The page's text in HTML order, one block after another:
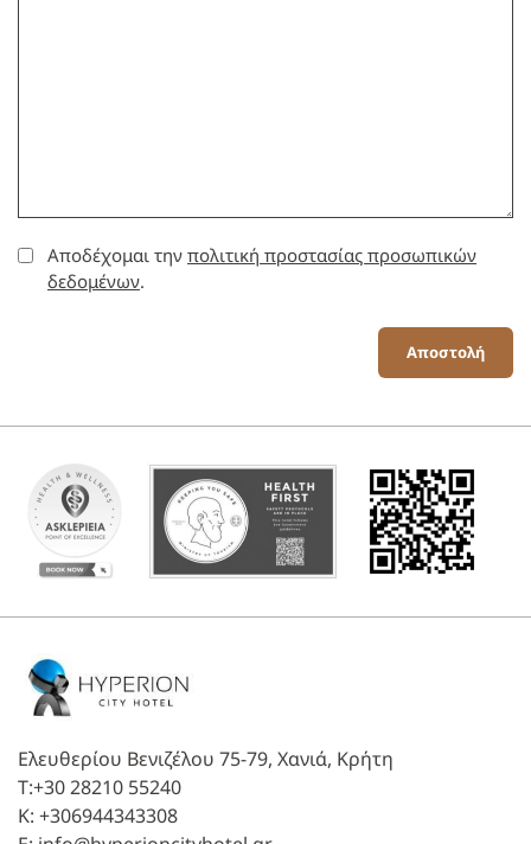
Αποδέχομαι την πολιτική προστασίας προσωπικών
δεδομένων.
Αποστολή
Ελευθερίου Βενιζέλου 75-79, Χανιά, Κρήτη
T:+30 28210 55240
K: +306944343308